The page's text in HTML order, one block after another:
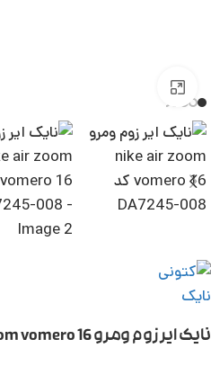
نایک ایر زوم ومرو nike air zoom vomero 16 کد DA7245-008